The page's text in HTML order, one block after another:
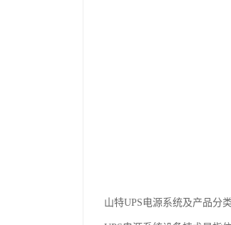
山特UPS电源系统及产品分类